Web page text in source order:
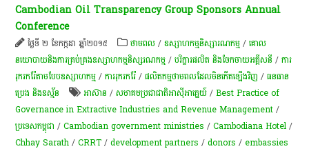
Cambodian Oil Transparency Group Sponsors Annual
Conference
ថ្ងៃទី ២ ខែកក្កដា ឆ្នាំ២០១៥ ថាមពល /ឧស្សាហកម្មនិស្សារណកម្ម /គោល
នយោបាយនិងការគ្រប់គ្រងឧស្សាហកម្មនិស្សរណកម្ម /បរិក្ខារផលិត និងចែកចាយអគ្គីសនី /ការ
រុករករ៉ែតាមបែបឧស្សាហកម្ម /ការរុករករ៉ែ /ផលិតកម្មថាមពលដែលមិនកើតឡើងវិញ /ធនធាន
ប្រេង និងឧស្ម័ន
អាស៊ាន /សមាគមប្រជាជាតិអាស៊ីអាគ្នេយ៍ /Best Practice of
Governance in Extractive Industries and Revenue Management /
ប្រទេសកម្ពុជា /Cambodian government ministries /Cambodiana Hotel /
Chhay Sarath /CRRT /development partners /donors / embassies